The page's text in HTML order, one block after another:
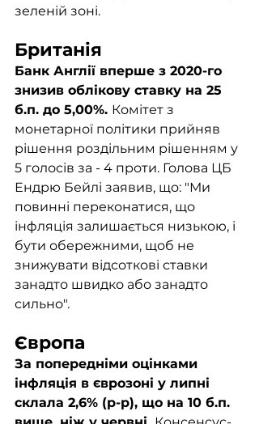
зеленій зоні.
Британія
Банк Англії вперше з 2020-го
знизив облікову ставку на 25
б.п. до 5,00%. Комітет з
монетарної політики прийняв
рішення роздільним рішенням у
5 голосів за - 4 проти. Голова ЦБ
Ендрю Бейлі заявив, що: "Ми
повинні переконатися, що
інфляція залишається низькою, і
бути обережними, щоб не
знижувати відсоткові ставки
занадто швидко або занадто
сильно".
Європа
За попередніми оцінками
інфляція в єврозоні у липні
склала 2,6% (р-р), що на 10 б.п.